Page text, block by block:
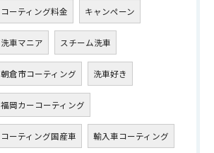
コーティング料金 キャンペーン
洗車マニア スチーム洗車
朝倉市コーティング 洗車好き
福岡カーコーティング
コーティング国産車 輸入車コーティング